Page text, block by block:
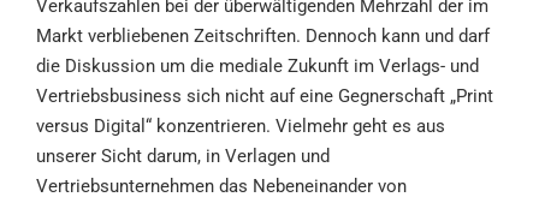
Verkaufszahlen bei der überwältigenden Mehrzahl der im
Markt verbliebenen Zeitschriften. Dennoch kann und darf
die Diskussion um die mediale Zukunft im Verlags- und
Vertriebsbusiness sich nicht auf eine Gegnerschaft „Print
versus Digital“ konzentrieren. Vielmehr geht es aus
unserer Sicht darum, in Verlagen und
Vertriebsunternehmen das Nebeneinander von